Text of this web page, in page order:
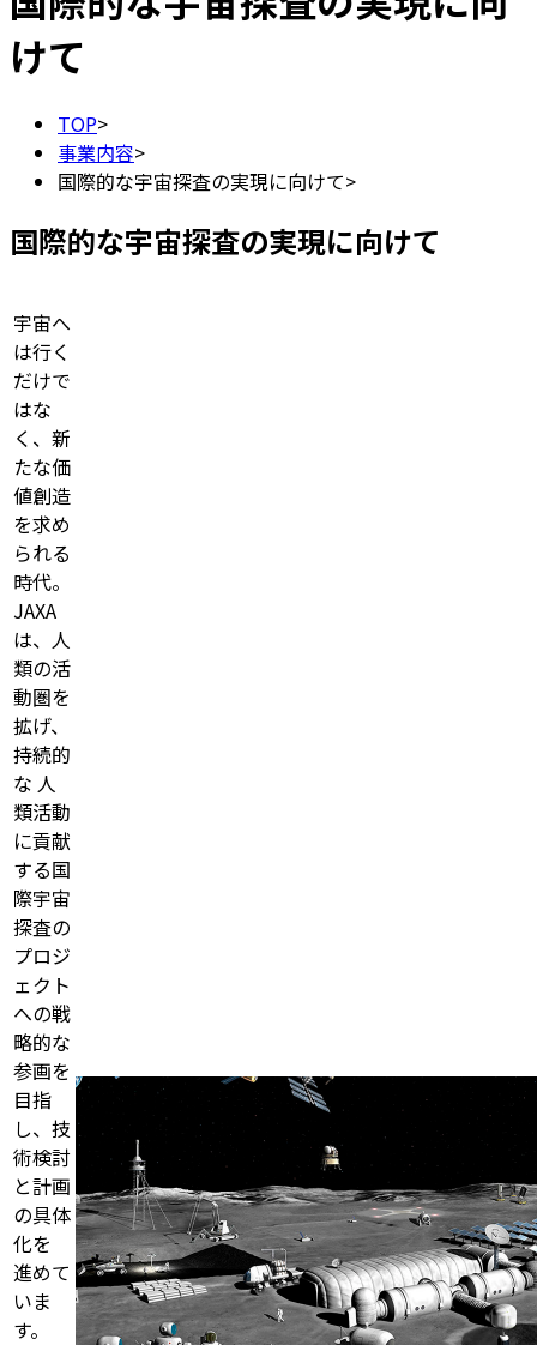
けて
TOP>
事業内容>
国際的な宇宙探査の実現に向けて>
国際的な宇宙探査の実現に向けて
宇宙へ
は行く
だけで
はな
く、新
たな価
値創造
を求め
られる
時代。
JAXA
は、人
類の活
動圏を
拡げ、
持続的
な 人
類活動
に貢献
する国
際宇宙
探査の
プロジ
ェクト
への戦
略的な
参画を
目指
し、技
術検討
と計画
の具体
化を
進めて
いま
す。